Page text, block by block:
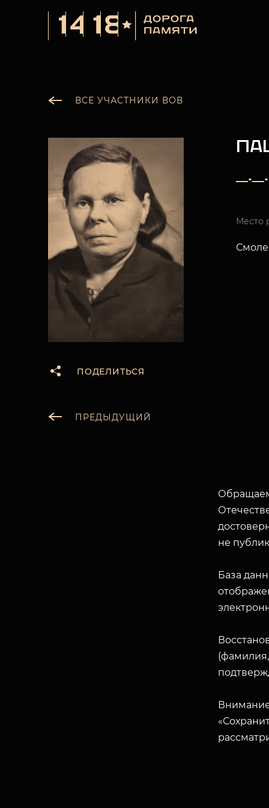
ВСЕ УЧАСТНИКИ ВОВ
ПОДЕЛИТЬСЯ
Место
ПРЕДЫДУЩИЙ
не
База